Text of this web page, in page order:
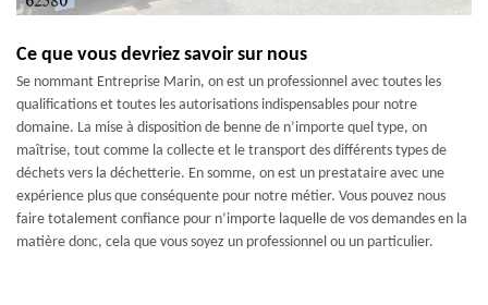
Ce que vous devriez savoir sur nous
Se nommant Entreprise Marin, on est un professionnel avec toutes les
qualifications et toutes les autorisations indispensables pour notre
domaine. La mise à disposition de benne de n’importe quel type, on
maîtrise, tout comme la collecte et le transport des différents types de
déchets vers la déchetterie. En somme, on est un prestataire avec une
expérience plus que conséquente pour notre métier. Vous pouvez nous
faire totalement confiance pour n’importe laquelle de vos demandes en la
matière donc, cela que vous soyez un professionnel ou un particulier.